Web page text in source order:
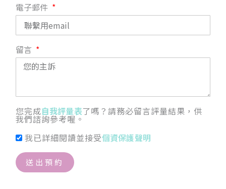
電子郵件
留言
您完成自我評量表了嗎？請務必留言評量結果，供
我們諮詢參考喔。
我已詳細閱讀並接受個資保護聲明
送出預約